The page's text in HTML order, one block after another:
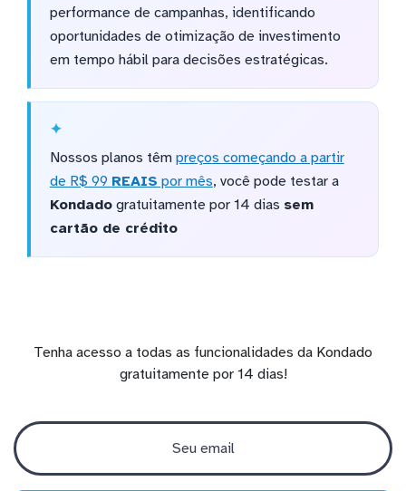
performance de campanhas, identificando
oportunidades de otimização de investimento
em tempo hábil para decisões estratégicas.
Nossos planos têm preços começando a partir
de R$ 99 REAIS por mês, você pode testar a
Kondadogratuitamente por 14 dias sem
cartão de crédito
Tenha acesso a todas as funcionalidades da Kondado
gratuitamente por 14 dias!